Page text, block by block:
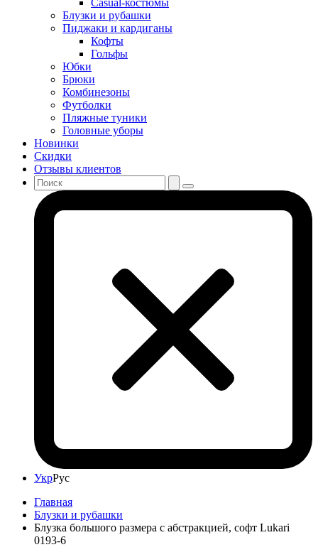
Блузки и рубашки
Пиджаки и кардиганы
Кофты
Гольфы
Юбки
Брюки
Комбинезоны
Футболки
Пляжные туники
Головные уборы
Новинки
Скидки
Отзывы клиентов
УкрРус
Главная
Блузки и рубашки
Блузка большого размера с абстракцией, софт Lukari
0193-6